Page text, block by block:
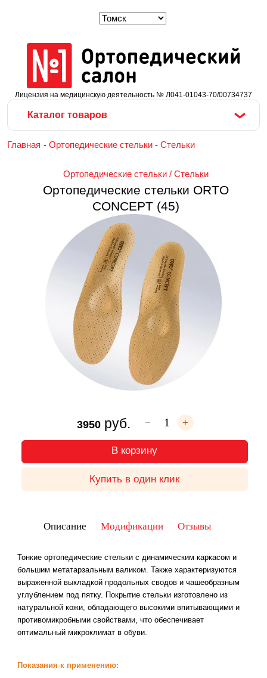
Лицензия на медицинскую деятельность № Л041-01043-70/00734737
Каталог товаров
Главная - Ортопедические стельки - Стельки
Ортопедические стельки / Стельки
Ортопедические стельки ORTO
CONCEPT (45)
3950руб. − +
В корзину
Купить в один клик
Описание Модификации Отзывы
Тонкие ортопедические стельки с динамическим каркасом и
большим метатарзальным валиком. Также характеризуются
выраженной выкладкой продольных сводов и чашеобразным
углублением под пятку. Покрытие стельки изготовлено из
натуральной кожи, обладающего высокими впитывающими и
противомикробными свойствами, что обеспечивает
оптимальный микроклимат в обуви.
Показания к применению: